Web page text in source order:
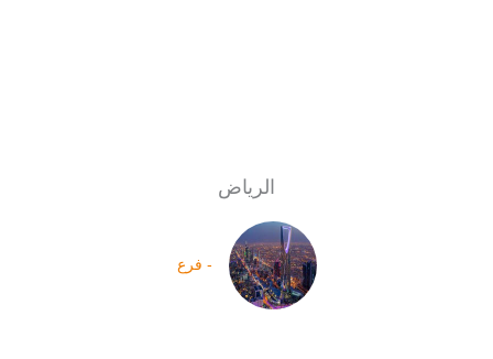
الرياض
- فرع